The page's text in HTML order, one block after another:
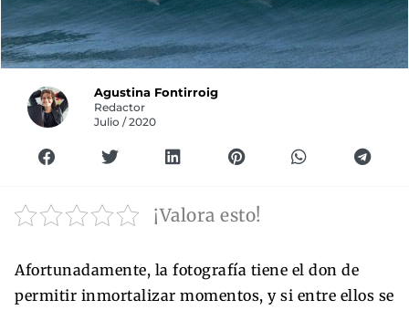
Agustina Fontirroig
Redactor
Julio / 2020
¡Valora esto!
Afortunadamente, la fotografía tiene el don de
permitir inmortalizar momentos, y si entre ellos se